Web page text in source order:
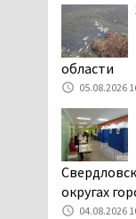
06.08.2026
отношении
06.08.2026
области
05.08.2026
округах
04.08.2026